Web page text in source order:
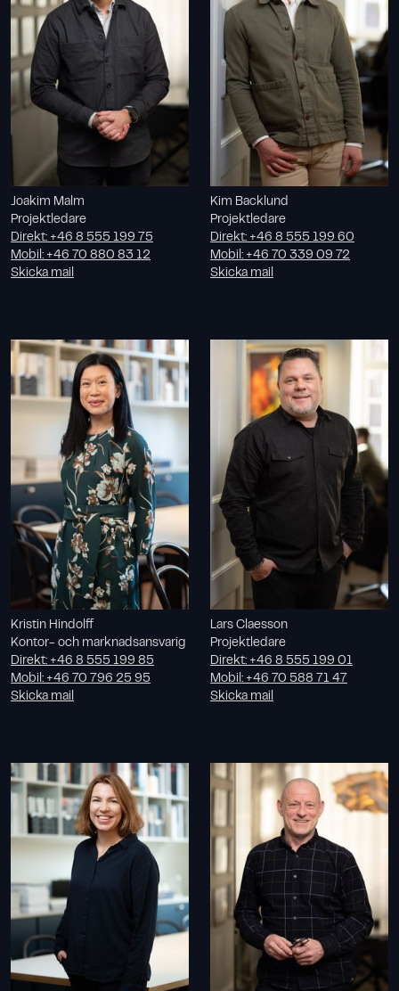
Joakim Malm
Projektledare
Direkt: +46 8 555 199 75
Mobil : +46 70 880 83 12
Skicka mail
Kim Backlund
Projektledare
Direkt: +46 8 555 199 60
Mobil : +46 70 339 09 72
Skicka mail
Kristin Hindolff
Kontor- och marknadsansvarig
Direkt: +46 8 555 199 85
Mobil : +46 70 796 25 95
Skicka mail
Lars Claesson
Projektledare
Direkt: +46 8 555 199 01
Mobil : +46 70 588 71 47
Skicka mail